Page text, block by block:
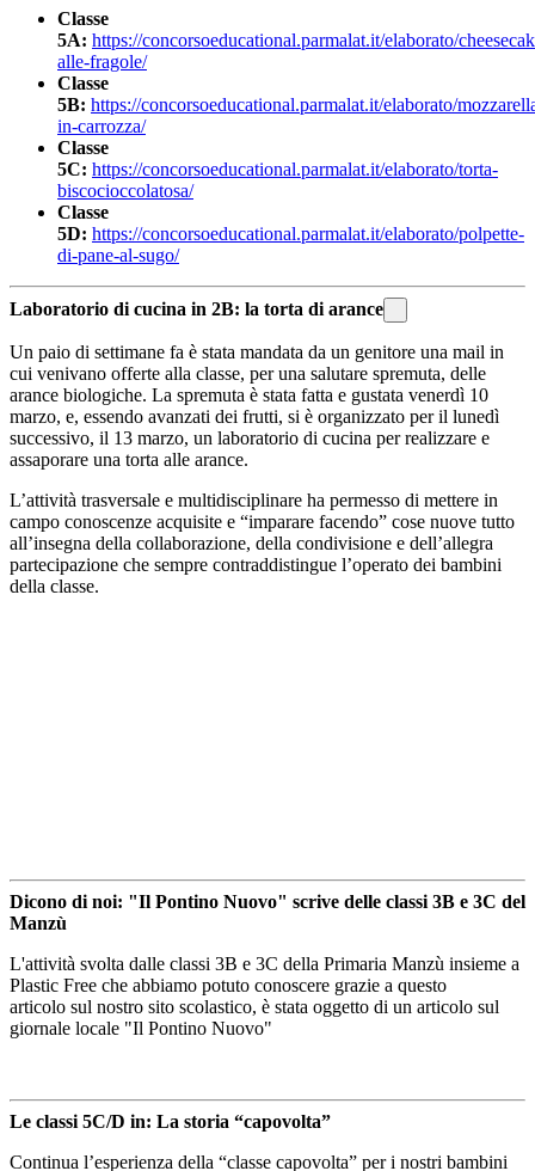
Classe
5A: https://concorsoeducational.parmalat.it/elaborato/
alle-fragole/
Classe
5B: https://concorsoeducational.parmalat.it/elaborato/
in-carrozza/
Classe
5C: https://concorsoeducational.parmalat.it/elaborato/torta-
biscocioccolatosa/
Classe
5D: https://concorsoeducational.parmalat.it/elaborato/polpette-
di-pane-al-sugo/
Laboratorio di cucina in 2B: la torta di arance
Un paio di settimane fa è stata mandata da un genitore una mail in
cui venivano offerte alla classe, per una salutare spremuta, delle
arance biologiche. La spremuta è stata fatta e gustata venerdì 10
marzo, e, essendo avanzati dei frutti, si è organizzato per il lunedì
successivo, il 13 marzo, un laboratorio di cucina per realizzare e
assaporare una torta alle arance.
L’attività trasversale e multidisciplinare ha permesso di mettere in
campo conoscenze acquisite e “imparare facendo” cose nuove tutto
all’insegna della collaborazione, della condivisione e dell’allegra
partecipazione che sempre contraddistingue l’operato dei bambini
della classe.
Dicono di noi: "Il Pontino Nuovo" scrive delle classi 3B e 3C del
Manzù
L'attività svolta dalle classi 3B e 3C della Primaria Manzù insieme a
Plastic Free che abbiamo potuto conoscere grazie a questo
articolo sul nostro sito scolastico, è stata oggetto di un articolo sul
giornale locale "Il Pontino Nuovo"
Le classi 5C/D in: La storia “capovolta”
Continua l’esperienza della “classe capovolta” per i nostri bambini